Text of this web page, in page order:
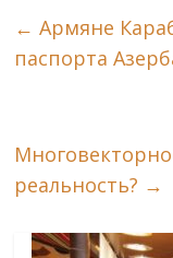
← Армяне
паспорта
реальность? →